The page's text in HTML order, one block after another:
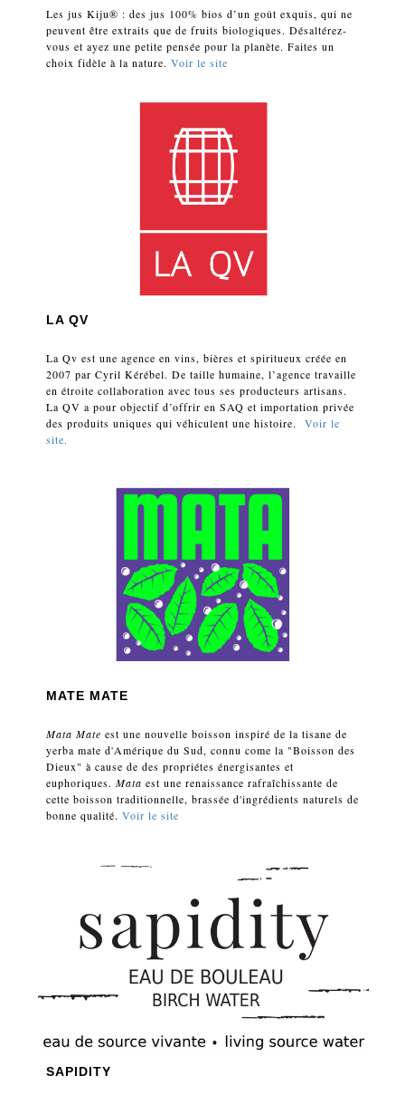
Les jus Kiju® : des jus 100% bios d’un goût exquis, qui ne
peuvent être extraits que de fruits biologiques. Désaltérez-
vous et ayez une petite pensée pour la planète. Faites un
choix fidèle à la nature. Voir le site
LA QV
La Qv est une agence en vins, bières et spiritueux créée en
2007 par Cyril Kérébel. De taille humaine, l’agence travaille
en étroite collaboration avec tous ses producteurs artisans.
La QV a pour objectif d’offrir en SAQ et importation privée
des produits uniques qui véhiculent une histoire. Voir le
site.
MATE MATE
Mata Mate est une nouvelle boisson inspiré de la tisane de
yerba mate d'Amérique du Sud, connu come la "Boisson des
Dieux" à cause de des propriétes énergisantes et
euphoriques. Mata est une renaissance rafraîchissante de
cette boisson traditionnelle, brassée d'ingrédients naturels de
bonne qualité. Voir le site
SAPIDITY